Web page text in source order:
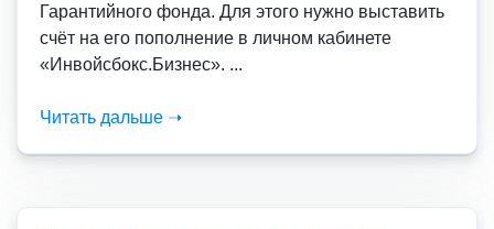
Гарантийного фонда. Для этого нужно выставить
счёт на его пополнение в личном кабинете
«Инвойсбокс.Бизнес». ...
Читать дальше ➝